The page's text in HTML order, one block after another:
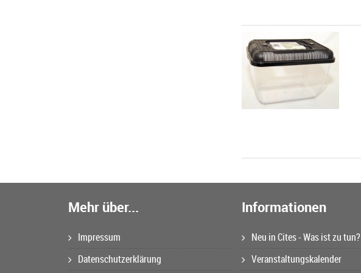
Mehr über...
Impressum
Datenschutzerklärung
Informationen
Neu in Cites - Was ist zu tun?
Veranstaltungskalender